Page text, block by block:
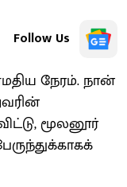
Follow Us
நேரம். நான்
மூலனூர்